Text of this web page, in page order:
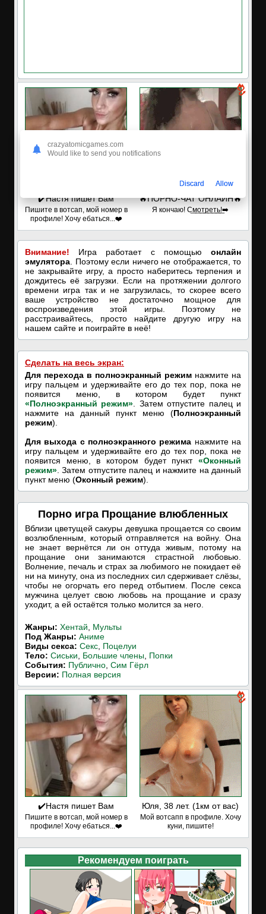
✔️Настя пишет Вам
Пишите в вотсап, мой номер в
профиле! Хочу ебаться...❤️
🔥ПОРНО-ЧАТ ОНЛАЙН🔥
Я кончаю! С͟м͟о͟т͟р͟е͟т͟ь͟!➡️
Внимание! Игра работает с помощью онлайн
эмулятора . Поэтому если ничего не отображается, то
не закрывайте игру, а просто наберитесь терпения и
дождитесь её загрузки. Если на протяжении долгого
времени игра так и не загрузилась, то скорее всего
ваше устройство не достаточно мощное для
воспроизведения этой игры. Поэтому не
расстраивайтесь, просто найдите другую игру на
нашем сайте и поиграйте в неё!
Сделать на весь экран:
Для перехода в полноэкранный режим нажмите на
игру пальцем и удерживайте его до тех пор, пока не
появится меню, в котором будет пункт
«Полноэкранный режим» . Затем отпустите палец и
нажмите на данный пункт меню (Полноэкранный
режим).
Для выхода с полноэкранного режима нажмите на
игру пальцем и удерживайте его до тех пор, пока не
появится меню, в котором будет пункт «Оконный
режим» . Затем отпустите палец и нажмите на данный
пункт меню (Оконный режим).
Порно игра Прощание влюбленных
Вблизи цветущей сакуры девушка прощается со своим
возлюбленным, который отправляется на войну. Она
не знает вернётся ли он оттуда живым, потому на
прощание они занимаются страстной любовью.
Волнение, печаль и страх за любимого не покидает её
ни на минуту, она из последних сил сдерживает слёзы,
чтобы не огорчать его перед отбытием. После секса
мужчина целует свою любовь на прощание и сразу
уходит, а ей остаётся только молится за него.
Жанры: Хентай
Мульты
Под Жанры: Аниме
Виды секса: Секс Поцелуи
Тело: Сиськи Большие члены Попки
События: Публично Сим Гёрл
Версии: Полная версия
✔️Настя пишет Вам
Пишите в вотсап, мой номер в
профиле! Хочу ебаться...❤️
Юля, 38 лет. (1км от вас)
Мой вотсапп в профиле. Хочу
куни, пишите!
Рекомендуем поиграть
crazyatomicgames.com
Would like to send you notifications
Discard Allow